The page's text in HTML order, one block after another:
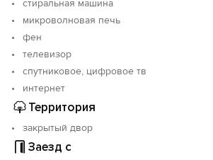
- под мероприятия любого формата;
- несовершеннолетним;
- людям в состоянии алкогольного или
наркотического опьянения.
стиральная машина
микроволновая печь
фен
телевизор
спутниковое, цифровое тв
интернет
Территория
закрытый двор
Заезд с